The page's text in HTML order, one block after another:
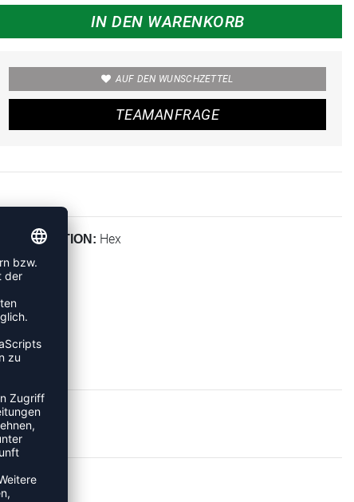
IN DEN WARENKORB
AUF DEN WUNSCHZETTEL
TEAMANFRAGE
KOLLEKTION: Hex